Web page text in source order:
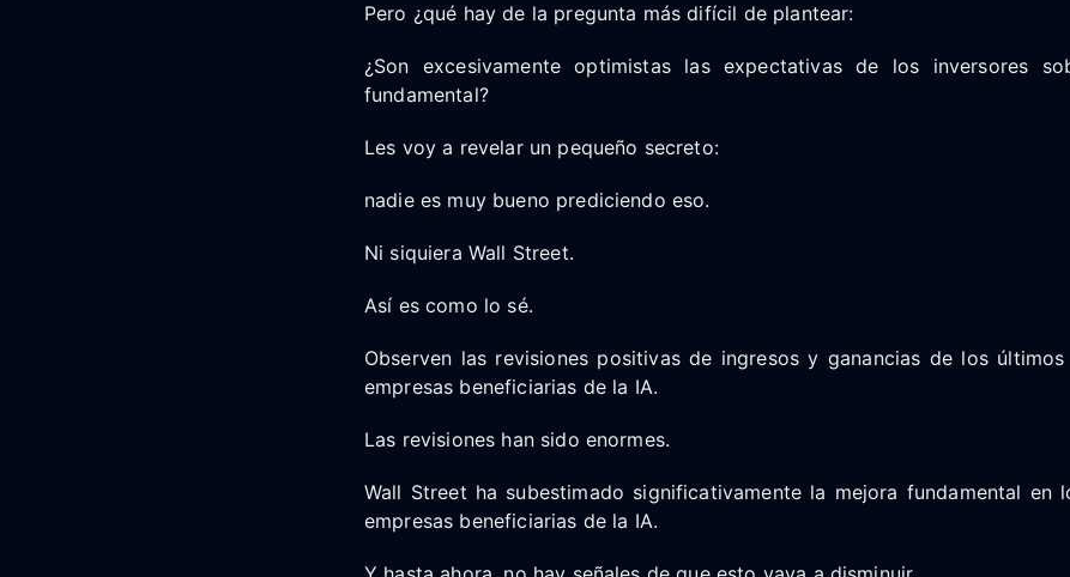
Pero ¿qué hay de la pregunta más difícil de plantear:
¿Son excesivamente optimistas las expectativas de los inversores
fundamental?
Les voy a revelar un pequeño secreto:
nadie es muy bueno prediciendo eso.
Ni siquiera Wall Street.
Así es como lo sé.
Observen las revisiones positivas de ingresos y ganancias de los
empresas beneficiarias de la IA.
Las revisiones han sido enormes.
Wall Street ha subestimado significativamente la mejora fundamental en
empresas beneficiarias de la IA.